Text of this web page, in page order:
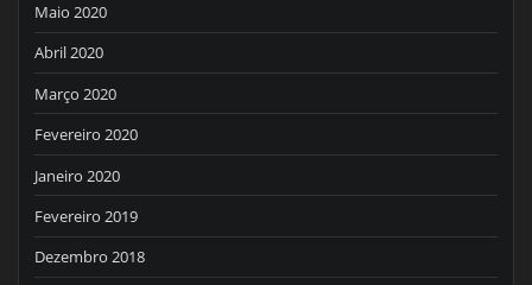
Maio 2020
Abril 2020
Março 2020
Fevereiro 2020
Janeiro 2020
Fevereiro 2019
Dezembro 2018